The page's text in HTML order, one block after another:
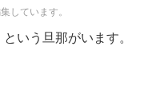
しています。
いう旦那がいます。